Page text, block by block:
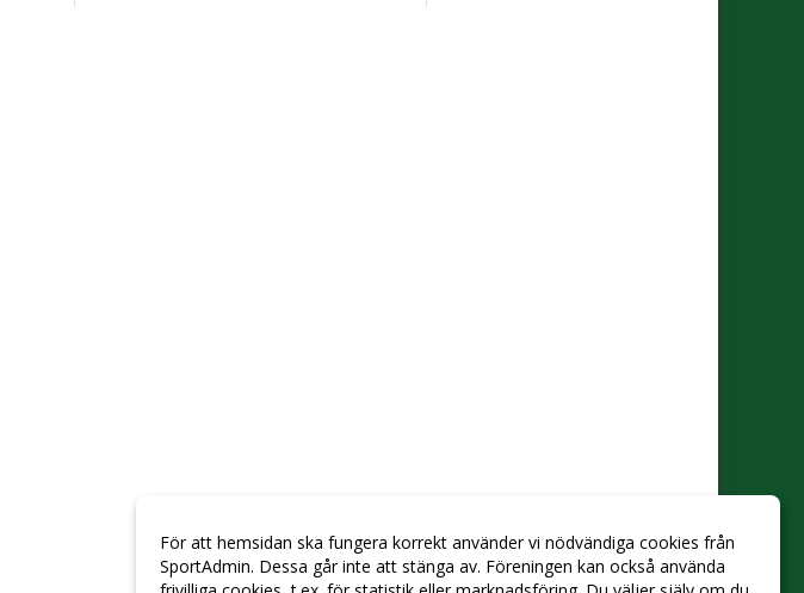
För att hemsidan ska fungera korrekt använder vi nödvändiga cookies från
SportAdmin. Dessa går inte att stänga av. Föreningen kan också använda